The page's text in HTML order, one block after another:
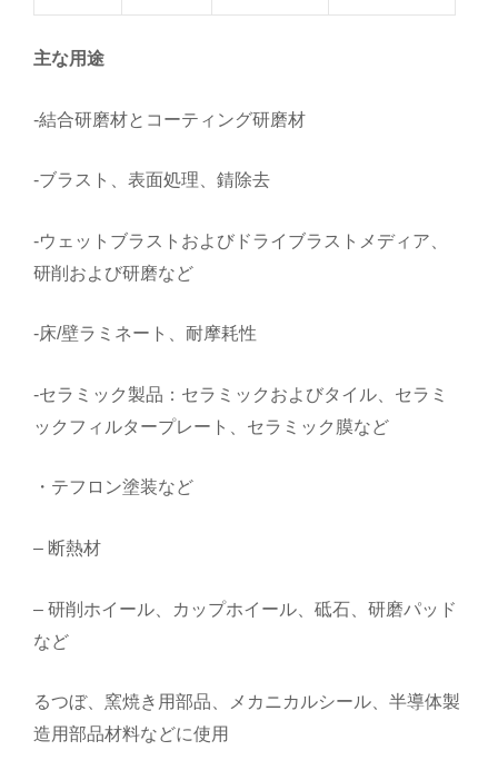
主な用途
-結合研磨材とコーティング研磨材
-ブラスト、表面処理、錆除去
-ウェットブラストおよびドライブラストメディア、
研削および研磨など
-床/壁ラミネート、耐摩耗性
-セラミック製品：セラミックおよびタイル、セラミ
ックフィルタープレート、セラミック膜など
・テフロン塗装など
– 断熱材
– 研削ホイール、カップホイール、砥石、研磨パッド
など
るつぼ、窯焼き用部品、メカニカルシール、半導体製
造用部品材料などに使用